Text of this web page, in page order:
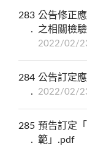
283 公告修正
之相關檢
2022/02/
284 公告訂定
2022/02/
285 預告訂定
範」.pdf